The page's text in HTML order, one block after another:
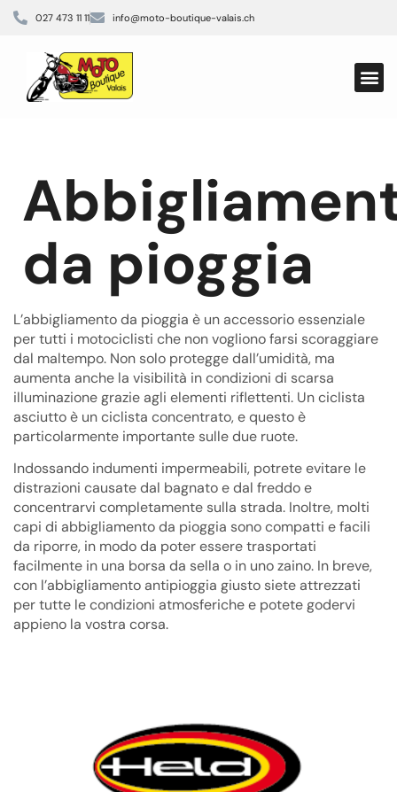
027 473 11 11 info@moto-boutique-valais.ch
da pioggia
L’abbigliamento da pioggia è un accessorio essenziale
per tutti i motociclisti che non vogliono farsi scoraggiare
dal maltempo. Non solo protegge dall’umidità, ma
aumenta anche la visibilità in condizioni di scarsa
illuminazione grazie agli elementi riflettenti. Un ciclista
asciutto è un ciclista concentrato, e questo è
particolarmente importante sulle due ruote.
Indossando indumenti impermeabili, potrete evitare le
distrazioni causate dal bagnato e dal freddo e
concentrarvi completamente sulla strada. Inoltre, molti
capi di abbigliamento da pioggia sono compatti e facili
da riporre, in modo da poter essere trasportati
facilmente in una borsa da sella o in uno zaino. In breve,
con l’abbigliamento antipioggia giusto siete attrezzati
per tutte le condizioni atmosferiche e potete godervi
appieno la vostra corsa.